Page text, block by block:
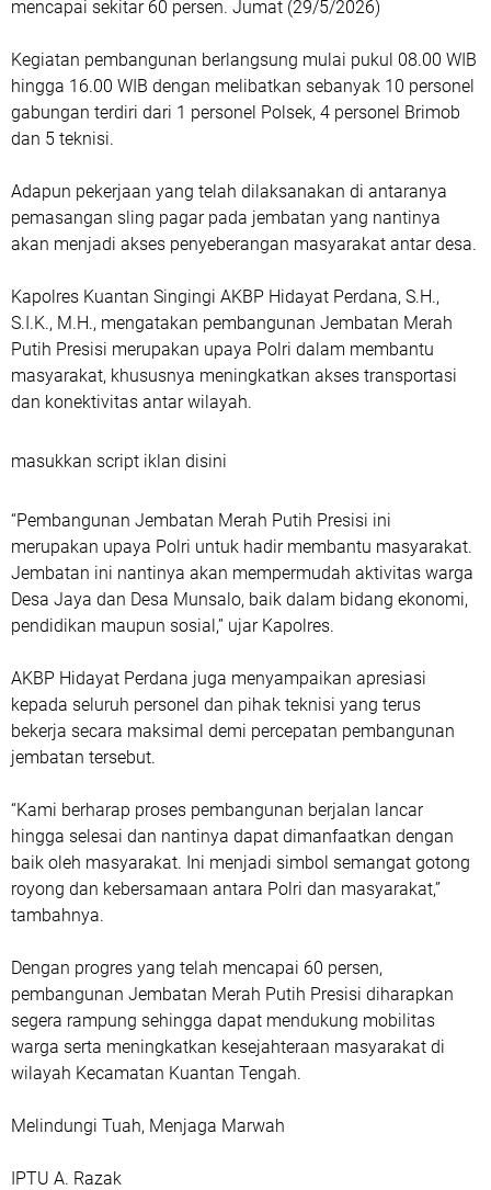
mencapai sekitar 60 persen. Jumat (29/5/2026)
Kegiatan pembangunan berlangsung mulai pukul 08.00 WIB
hingga 16.00 WIB dengan melibatkan sebanyak 10 personel
gabungan terdiri dari 1 personel Polsek, 4 personel Brimob
dan 5 teknisi.
Adapun pekerjaan yang telah dilaksanakan di antaranya
pemasangan sling pagar pada jembatan yang nantinya
akan menjadi akses penyeberangan masyarakat antar desa.
Kapolres Kuantan Singingi AKBP Hidayat Perdana, S.H.,
S.I.K., M.H., mengatakan pembangunan Jembatan Merah
Putih Presisi merupakan upaya Polri dalam membantu
masyarakat, khususnya meningkatkan akses transportasi
dan konektivitas antar wilayah.
masukkan script iklan disini
“Pembangunan Jembatan Merah Putih Presisi ini
merupakan upaya Polri untuk hadir membantu masyarakat.
Jembatan ini nantinya akan mempermudah aktivitas warga
Desa Jaya dan Desa Munsalo, baik dalam bidang ekonomi,
pendidikan maupun sosial,” ujar Kapolres.
AKBP Hidayat Perdana juga menyampaikan apresiasi
kepada seluruh personel dan pihak teknisi yang terus
bekerja secara maksimal demi percepatan pembangunan
jembatan tersebut.
“Kami berharap proses pembangunan berjalan lancar
hingga selesai dan nantinya dapat dimanfaatkan dengan
baik oleh masyarakat. Ini menjadi simbol semangat gotong
royong dan kebersamaan antara Polri dan masyarakat,”
tambahnya.
Dengan progres yang telah mencapai 60 persen,
pembangunan Jembatan Merah Putih Presisi diharapkan
segera rampung sehingga dapat mendukung mobilitas
warga serta meningkatkan kesejahteraan masyarakat di
wilayah Kecamatan Kuantan Tengah.
Melindungi Tuah, Menjaga Marwah
IPTU A. Razak